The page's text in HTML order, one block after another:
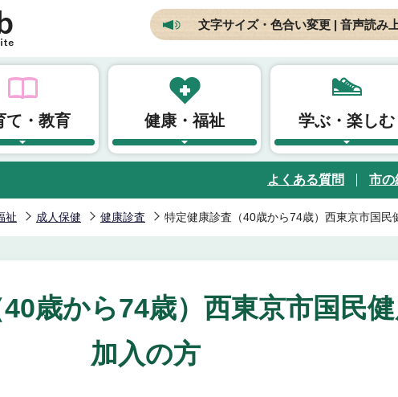
文字サイズ・色合い変更 | 音声読み
て・教育 健康・福祉 学ぶ・楽しむ
よくある質問 市の
祉 成人保健 健康診査 特定健康診査（40歳から74歳）西東京市国民
歳から74歳）西東京市国民
加入の方